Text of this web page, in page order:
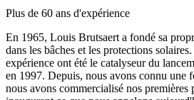
Plus de 60 ans d'expérience
En 1965, Louis Brutsaert a fondé sa
dans les bâches et les protections
expérience ont été le catalyseur du
en 1997. Depuis, nous avons connu une
nous avons commercialisé nos premières